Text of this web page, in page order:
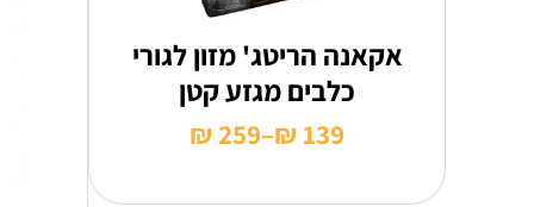
אקאנה הריטג' מזון לגורי
כלבים מגזע קטן
₪ 139
–
₪259
טווח